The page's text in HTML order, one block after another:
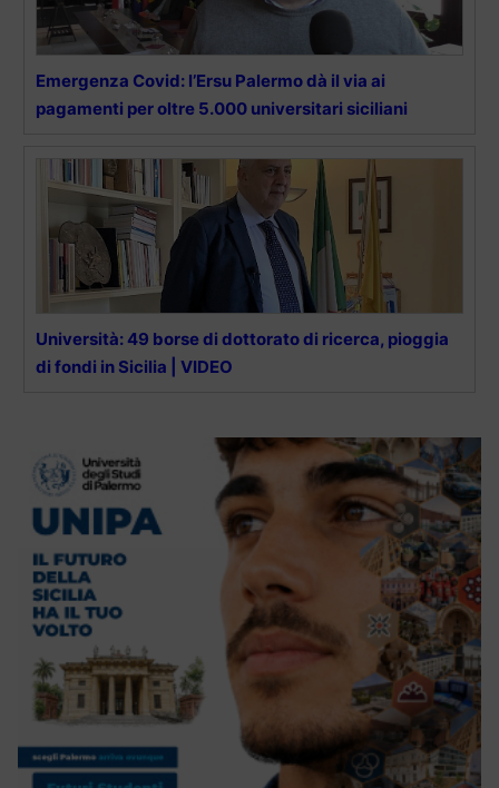
Emergenza Covid: l’Ersu Palermo dà il via ai
pagamenti per oltre 5.000 universitari siciliani
Università: 49 borse di dottorato di ricerca, pioggia
di fondi in Sicilia | VIDEO